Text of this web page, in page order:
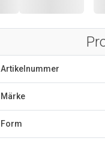
Artikelnummer
Märke
Form